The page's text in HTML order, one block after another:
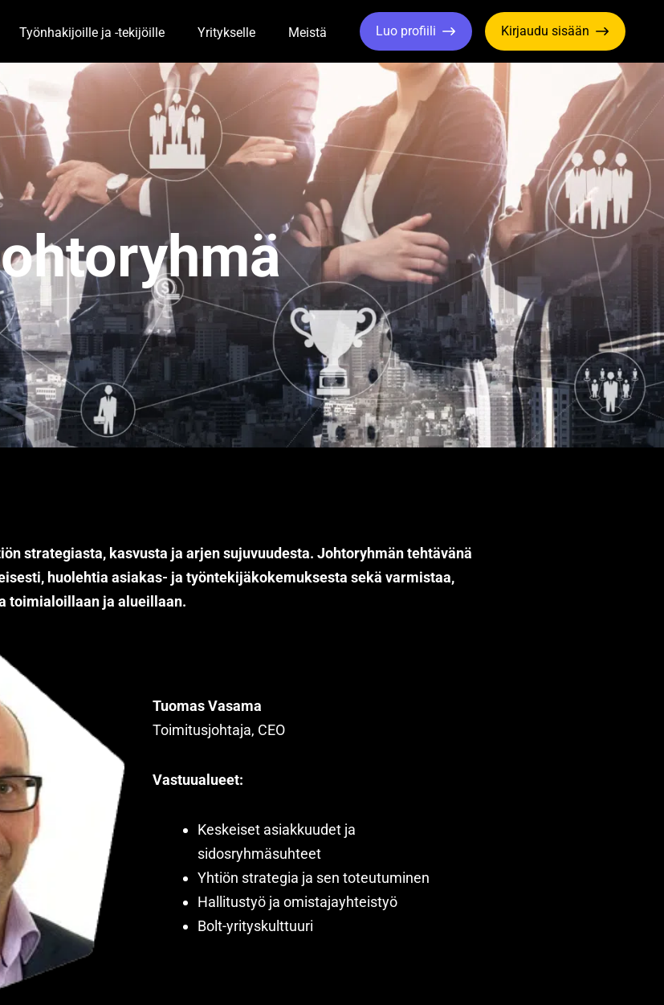
Työnhakijoille ja -tekijöille Toggle Dropdown
Yritykselle Toggle Dropdown
Meistä Toggle Dropdown
Luo profiili Kirjaudu sisään
strategiasta, kasvusta ja arjen sujuvuudesta. Johtoryhmän tehtävänä
huolehtia asiakas- ja työntekijäkokemuksesta sekä varmistaa,
toimialoillaan ja alueillaan.
Tuomas Vasama
Toimitusjohtaja, CEO
Vastuualueet:
Keskeiset asiakkuudet ja
sidosryhmäsuhteet
Yhtiön strategia ja sen toteutuminen
Hallitustyö ja omistajayhteistyö
Bolt-yrityskulttuuri